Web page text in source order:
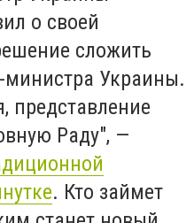
о своей
сложить
Украины.
представление
Раду", —
. Кто займет